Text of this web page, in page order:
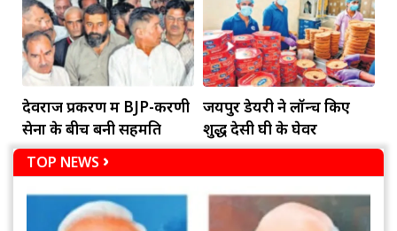
देवराज प्रकरण में BJP-करणी
सेना के बीच बनी सहमति
जयपुर डेयरी ने लॉन्च किए
शुद्ध देसी घी के घेवर
TOP NEWS